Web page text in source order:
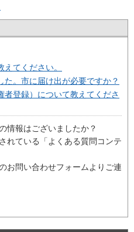
てください。
。市に届け出が必要ですか？
登録）について教えてくださ
情報はございましたか？
れている「よくある質問コンテ
お問い合わせフォームよりご連